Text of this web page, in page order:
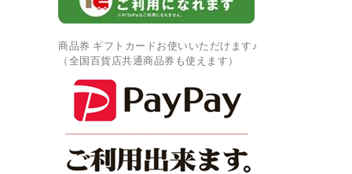
商品券 ギフトカードお使いいただけます♪
（全国百貨店共通商品券も使えます）